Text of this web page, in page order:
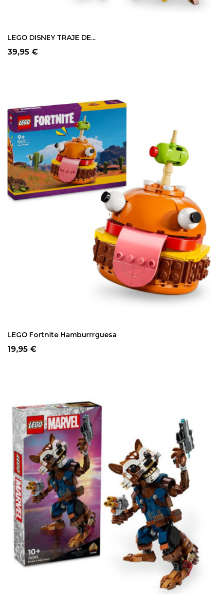
LEGO DISNEY TRAJE DE...
Precio
39,95 €
LEGO Fortnite Hamburrrguesa
Precio
19,95 €